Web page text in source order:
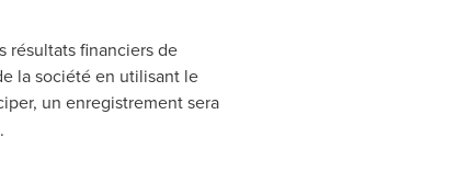
résultats financiers de
la société en utilisant le
un enregistrement sera